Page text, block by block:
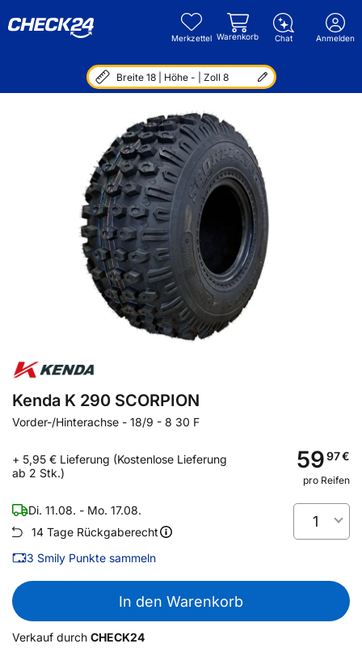
Merkzettel Warenkorb Chat Anmelden
Breite 18 | Höhe - | Zoll 8
Kenda K 290 SCORPION
Vorder-/Hinterachse - 18/9 - 8 30 F
+ 5,95 € Lieferung (Kostenlose Lieferung
ab 2 Stk.)
5997€
pro Reifen
Di. 11.08. - Mo. 17.08.
14 Tage Rückgaberecht
3 Smily Punkte sammeln
1
In den Warenkorb
Verkauf durch CHECK24